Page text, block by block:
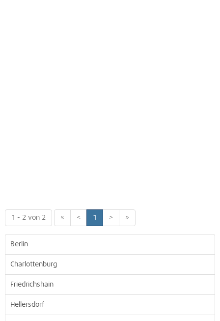
1 - 2 von 2 « < 1 > »
Berlin
Charlottenburg
Friedrichshain
Hellersdorf